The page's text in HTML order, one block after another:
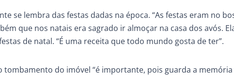
se lembra das festas dadas na época. “As festas eram no
que nos natais era sagrado ir almoçar na casa dos avós.
de natal. “É uma receita que todo mundo gosta de ter”.
tombamento do imóvel “é importante, pois guarda a memória